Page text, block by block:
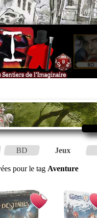
BD Jeux
pour le tag Aventure